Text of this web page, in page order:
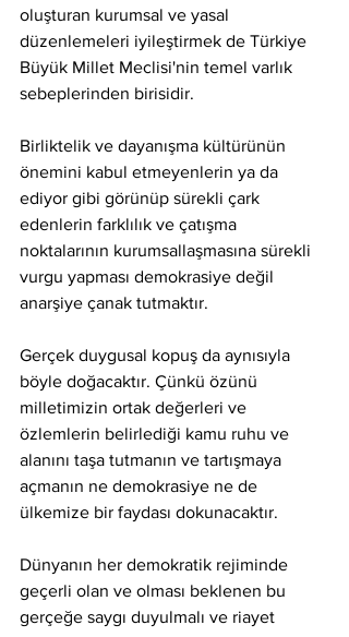
oluşturan kurumsal ve yasal
düzenlemeleri iyileştirmek de Türkiye
Büyük Millet Meclisi'nin temel varlık
sebeplerinden birisidir.
Birliktelik ve dayanışma kültürünün
önemini kabul etmeyenlerin ya da
ediyor gibi görünüp sürekli çark
edenlerin farklılık ve çatışma
noktalarının kurumsallaşmasına sürekli
vurgu yapması demokrasiye değil
anarşiye çanak tutmaktır.
Gerçek duygusal kopuş da aynısıyla
böyle doğacaktır. Çünkü özünü
milletimizin ortak değerleri ve
özlemlerin belirlediği kamu ruhu ve
alanını taşa tutmanın ve tartışmaya
açmanın ne demokrasiye ne de
ülkemize bir faydası dokunacaktır.
Dünyanın her demokratik rejiminde
geçerli olan ve olması beklenen bu
gerçeğe saygı duyulmalı ve riayet